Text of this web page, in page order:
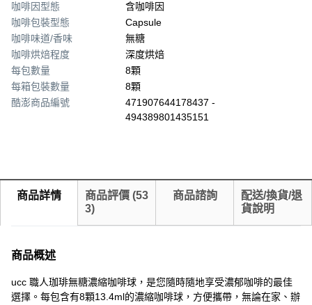
咖啡因型態
含咖啡因
咖啡包裝型態
Capsule
咖啡味道/香味
無糖
咖啡烘焙程度
深度烘焙
每包數量
8顆
每箱包裝數量
8顆
酷澎商品編號
471907644178437 -
494389801435151
商品詳情 商品評價 (53
3)
商品諮詢
配送/換貨/退
貨說明
商品概述
ucc 職人珈琲無糖濃縮咖啡球，是您隨時隨地享受濃郁咖啡的最佳
選擇。每包含有8顆13.4ml的濃縮咖啡球，方便攜帶，無論在家、辦